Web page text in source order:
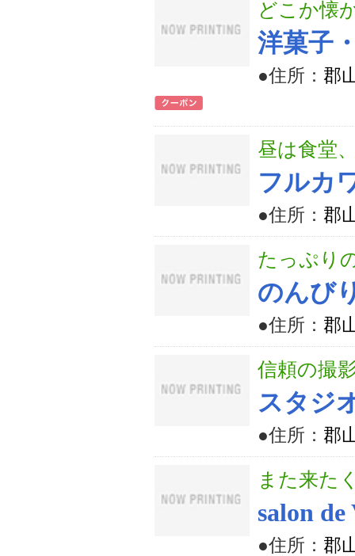
どこか懐
洋菓子
●住所： 郡
昼は食堂
フルカ
●住所： 郡
たっぷり
のんび
●住所： 郡
信頼の撮
スタジ
●住所： 郡
また来た
salon
●住所： 郡